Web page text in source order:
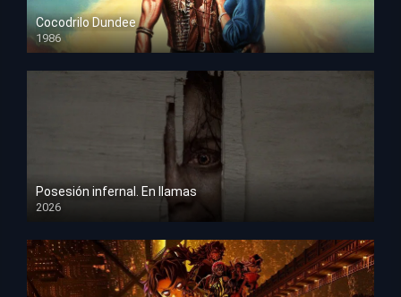
Cocodrilo Dundee
1986
HD 1080p
Posesión infernal. En llamas
2026
HD 1080p